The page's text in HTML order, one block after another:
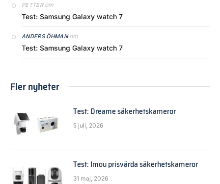
PETTERom
Test: Samsung Galaxy watch 7
ANDERS ÖHMANom
Test: Samsung Galaxy watch 7
Fler nyheter
Test: Dreame säkerhetskameror
5 juli, 2026
Test: Imou prisvärda säkerhetskameror
31 maj, 2026